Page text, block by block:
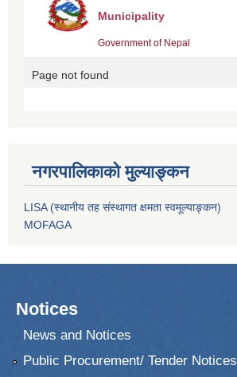
नगरपालिकाको मुल्याङ्कन
LISA (स्थानीय तह संस्थागत क्षमता स्वमूल्याङ्कन)
MOFAGA
Notices
News and Notices
Public Procurement/ Tender Notices